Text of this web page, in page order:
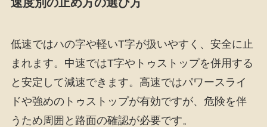
低速ではハの字や軽いT字が扱いやすく、安全に止
まれます。中速ではT字やトゥストップを併用する
と安定して減速できます。高速ではパワースライ
ドや強めのトゥストップが有効ですが、危険を伴
うため周囲と路面の確認が必要です。